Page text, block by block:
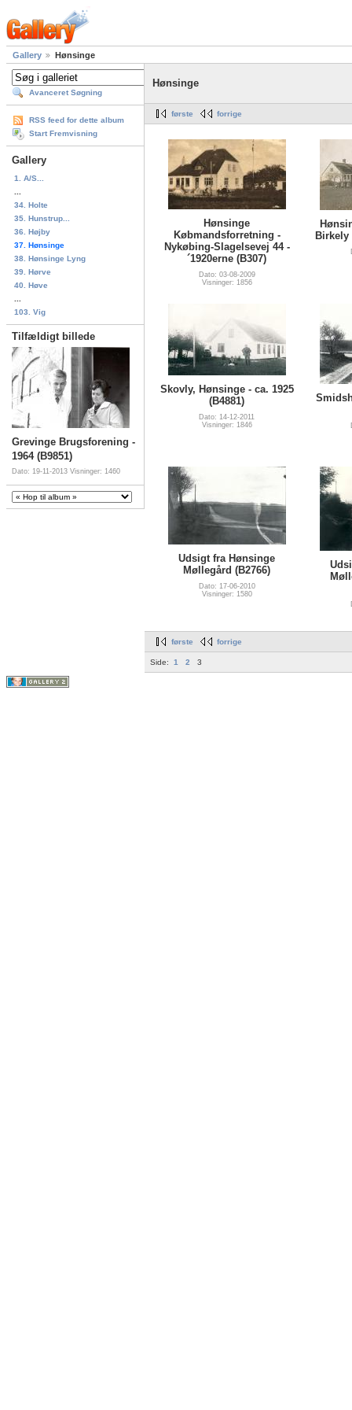
Gallery Hønsinge
Avanceret Søgning
RSS feed for dette album
Start Fremvisning
Gallery
1. A/S...
34. Holte
35. Hunstrup...
36. Højby
37. Hønsinge
38. Hønsinge Lyng
39. Hørve
40. Høve
103. Vig
Tilfældigt billede
Grevinge Brugsforening -
1964 (B9851)
Dato: 19-11-2013 Visninger: 1460
Hønsinge
første forrige
Hønsinge
Købmandsforretning -
Nykøbing-Slagelsevej 44 -
´1920erne (B307)
Dato: 03-08-2009
Visninger: 1856
Birkely
Skovly, Hønsinge - ca. 1925
(B4881)
Dato: 14-12-2011
Visninger: 1846
Udsigt fra Hønsinge
Møllegård (B2766)
Dato: 17-06-2010
Visninger: 1580
første forrige
Side: 1 2 3